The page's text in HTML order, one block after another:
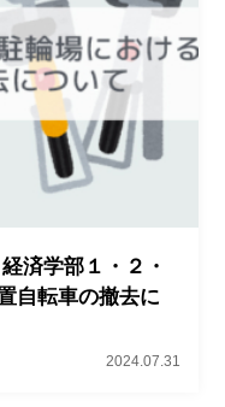
済学部１・２・
自転車の撤去に
2024.07.31